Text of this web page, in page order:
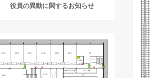
役員の異動に関するお知らせ